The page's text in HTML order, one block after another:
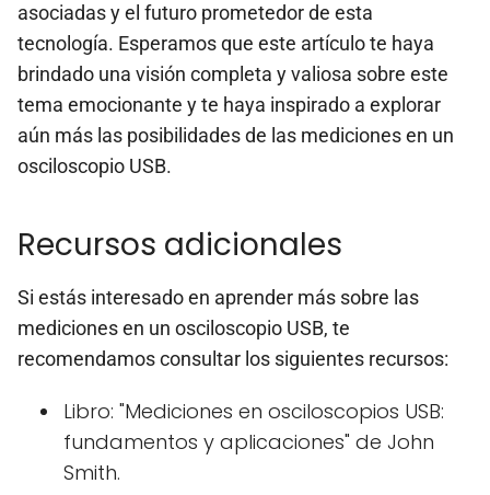
asociadas y el futuro prometedor de esta
tecnología. Esperamos que este artículo te haya
brindado una visión completa y valiosa sobre este
tema emocionante y te haya inspirado a explorar
aún más las posibilidades de las mediciones en un
osciloscopio USB.
Recursos adicionales
Si estás interesado en aprender más sobre las
mediciones en un osciloscopio USB, te
recomendamos consultar los siguientes recursos:
Libro: "Mediciones en osciloscopios USB:
fundamentos y aplicaciones" de John
Smith.